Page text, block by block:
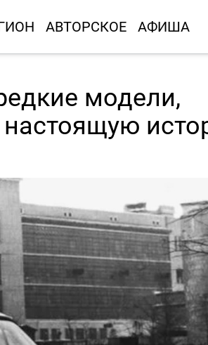
АВТОРСКОЕ АФИША
модели,